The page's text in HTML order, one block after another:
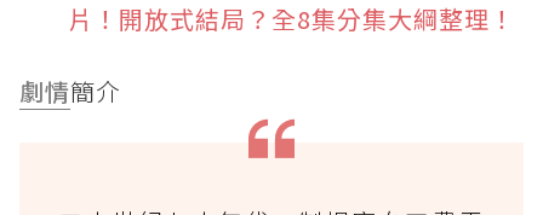
片！開放式結局？全8集分集大綱整理！
劇情簡介